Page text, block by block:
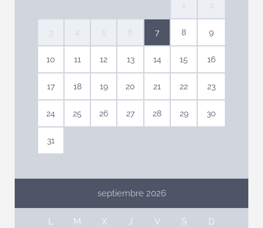
1 2
3 4 5 6 7 8 9
10 11 12 13 14 15 16
17 18 19 20 21 22 23
24 25 26 27 28 29 30
31
septiembre 2026
L M X J V S D